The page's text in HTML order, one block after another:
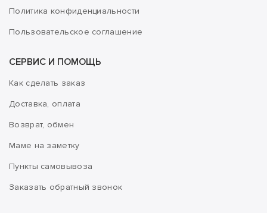
Политика конфиденциальности
Пользовательское соглашение
СЕРВИС И ПОМОЩЬ
Как сделать заказ
Доставка, оплата
Возврат, обмен
Маме на заметку
Пункты самовывоза
Заказать обратный звонок